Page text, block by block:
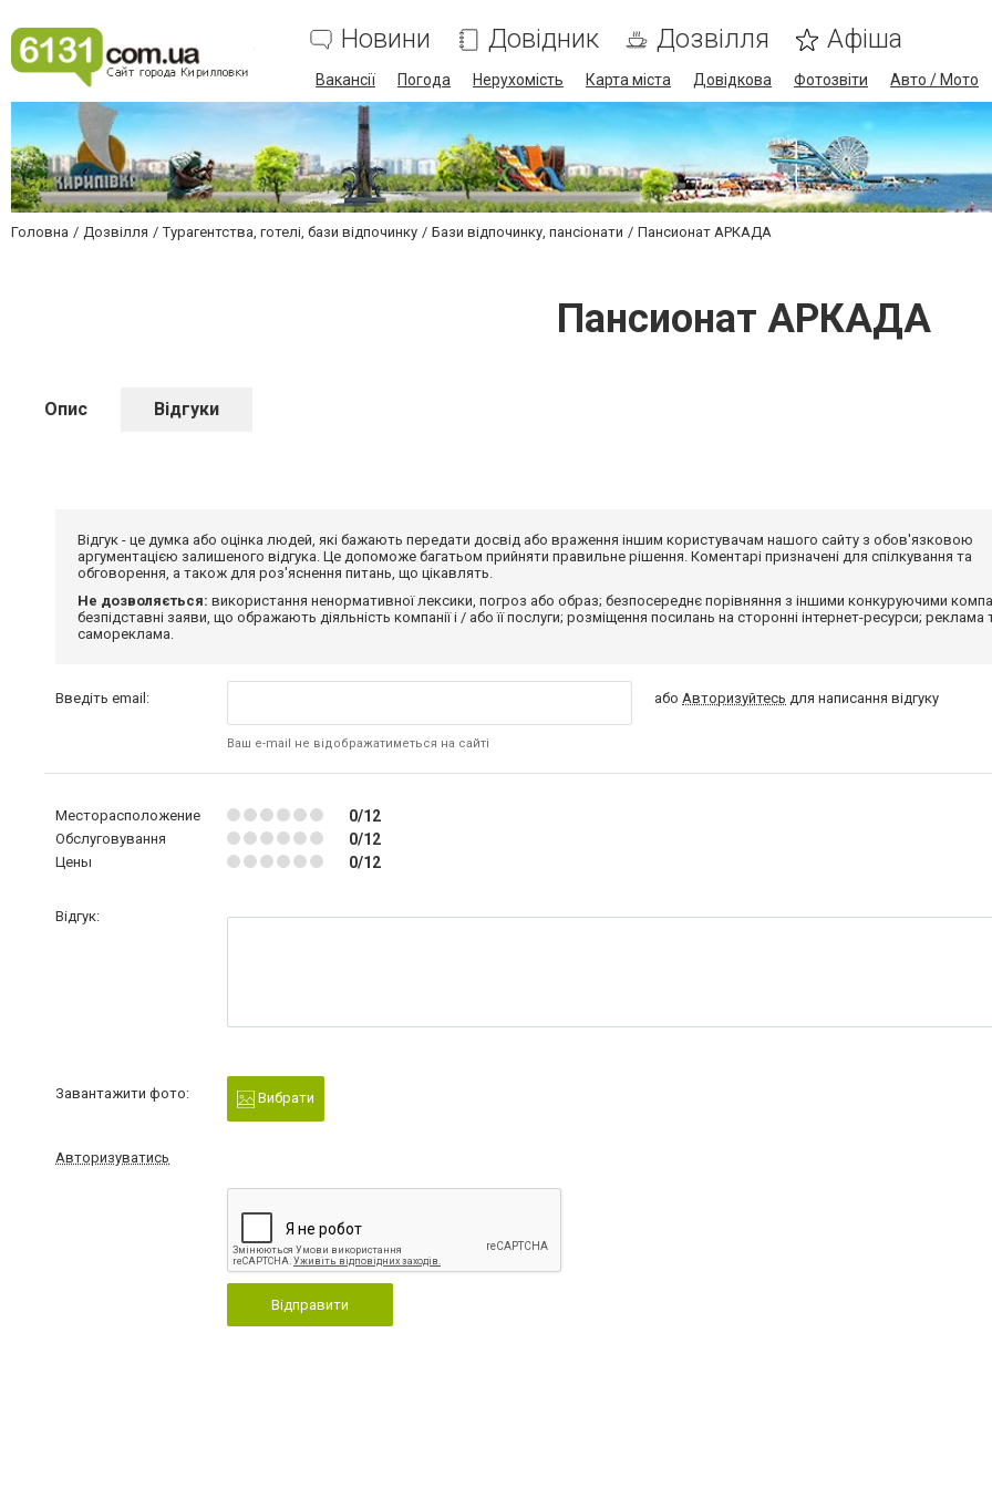
Новини Довідник Дозвілля Афіша
Вакансії Погода Нерухомість Карта міста Довідкова Фотозвіти Авто / Мото
Головна Дозвілля Турагентства, готелі, бази відпочинку Бази відпочинку, пансіонати Пансионат АРКАДА
Пансионат АРКАДА
Опис Відгуки
Відгук - це думка або оцінка людей, які бажають передати досвід або враження іншим користувачам нашого сайту з обов'язковою
аргументацією залишеного відгука. Це допоможе багатьом прийняти правильне рішення. Коментарі призначені для спілкування та
обговорення, а також для роз'яснення питань, що цікавлять.
Не дозволяється: використання ненормативної лексики, погроз або образ; безпосереднє порівняння з іншими конкуруючими
безпідставні заяви, що ображають діяльність компанії і / або її послуги; розміщення посилань на сторонні інтернет-ресурси; реклама
самореклама.
Введіть email:
Ваш e-mail не відображатиметься на сайті
абоАвторизуйтесь для написання відгуку
Месторасположение 0/12
Обслуговування 0/12
Цены 0/12
Відгук:
Завантажити фото: Вибрати
Авторизуватись
Відправити